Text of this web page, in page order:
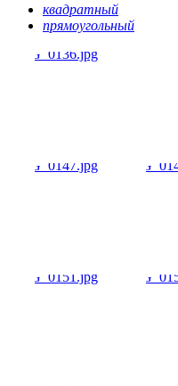
квадратный
прямоугольный